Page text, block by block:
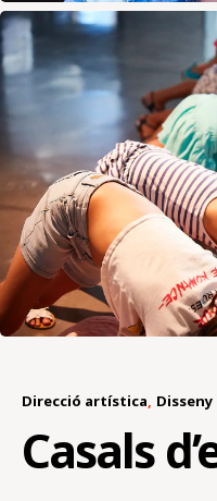
Direcció artística
Casals